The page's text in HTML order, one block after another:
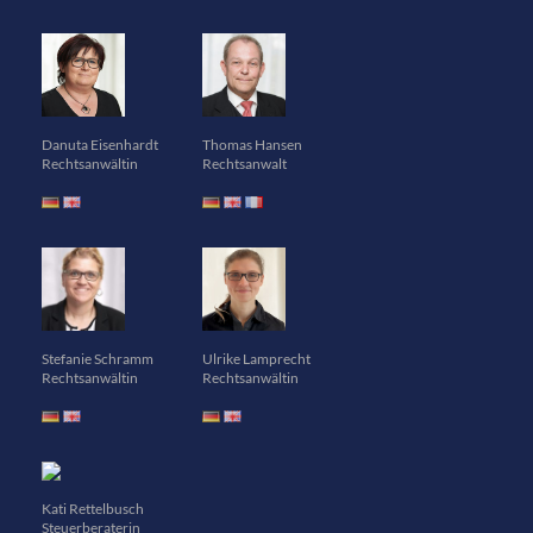
Danuta Eisenhardt
Rechtsanwältin
Thomas Hansen
Rechtsanwalt
Stefanie Schramm
Rechtsanwältin
Ulrike Lamprecht
Rechtsanwältin
Kati Rettelbusch
Steuerberaterin